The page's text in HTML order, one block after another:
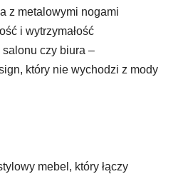
z metalowymi nogami
i wytrzymałość
salonu czy biura –
który nie wychodzi z mody
mebel, który łączy